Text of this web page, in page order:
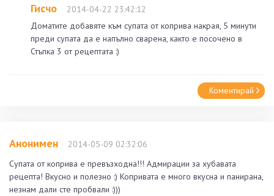
Гисчо
2014-04-22 23:42:12
Доматите добавяте към супата от коприва накрая, 5 минути
преди супата да е напълно сварена, както е посочено в
Стъпка 3 от рецептата :)
Коментирай
Анонимен
2014-05-09 02:32:06
Супата от коприва е превъзходна!!! Адмирации за хубавата
рецепта! Вкусно и полезно :) Копривата е много вкусна и панирана,
незнам дали сте пробвали :)))